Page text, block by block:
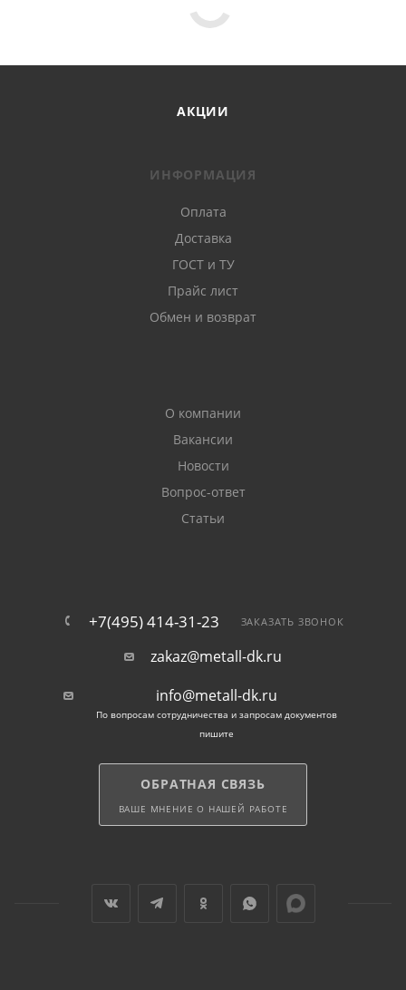
АКЦИИ
ИНФОРМАЦИЯ
Оплата
Доставка
ГОСТ и ТУ
Прайс лист
Обмен и возврат
О компании
Вакансии
Новости
Вопрос-ответ
Статьи
+7(495) 414-31-23 ЗАКАЗАТЬ ЗВОНОК
zakaz@metall-dk.ru
info@metall-dk.ru
По вопросам сотрудничества и запросам документов
пишите
ОБРАТНАЯ СВЯЗЬ
ВАШЕ МНЕНИЕ О НАШЕЙ РАБОТЕ